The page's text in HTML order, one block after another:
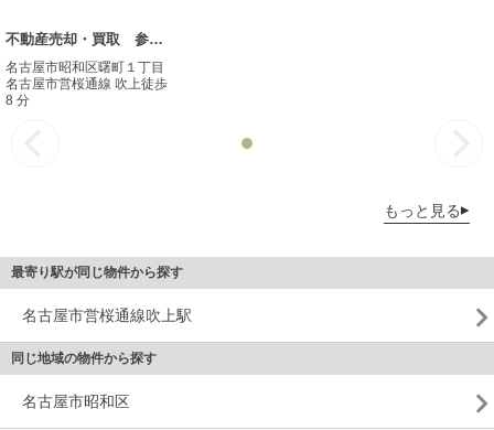
不動産売却・買取 参考事例
名古屋市昭和区曙町１丁目
名古屋市営桜通線 吹上徒歩
8 分
もっと見る
最寄り駅が同じ物件から探す
名古屋市営桜通線吹上駅
同じ地域の物件から探す
名古屋市昭和区